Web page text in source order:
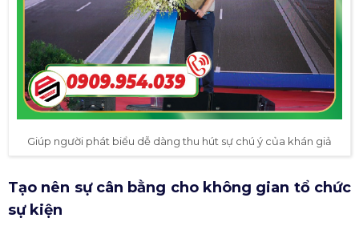
Giúp người phát biểu dễ dàng thu hút sự chú ý của khán giả
Tạo nên sự cân bằng cho không gian tổ chức
sự kiện